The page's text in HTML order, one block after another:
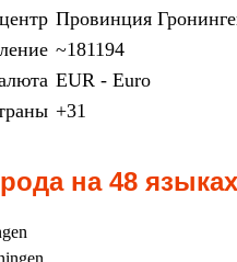
Провинция
~181194
EUR - Euro
+31
на 48 языках